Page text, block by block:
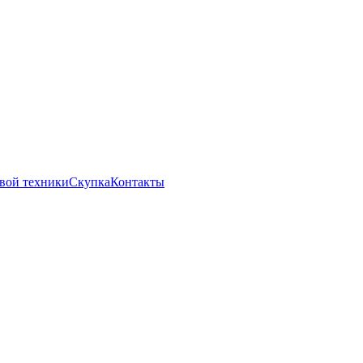
техникиСкупкаКонтакты